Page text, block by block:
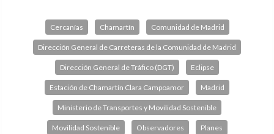
Cercanías Chamartín Comunidad de Madrid
Dirección General de Carreteras de la Comunidad de Madrid
Dirección General de Tráfico (DGT) Eclipse
Estación de Chamartín Clara Campoamor Madrid
Ministerio de Transportes y Movilidad Sostenible
Movilidad Sostenible Observadores Planes